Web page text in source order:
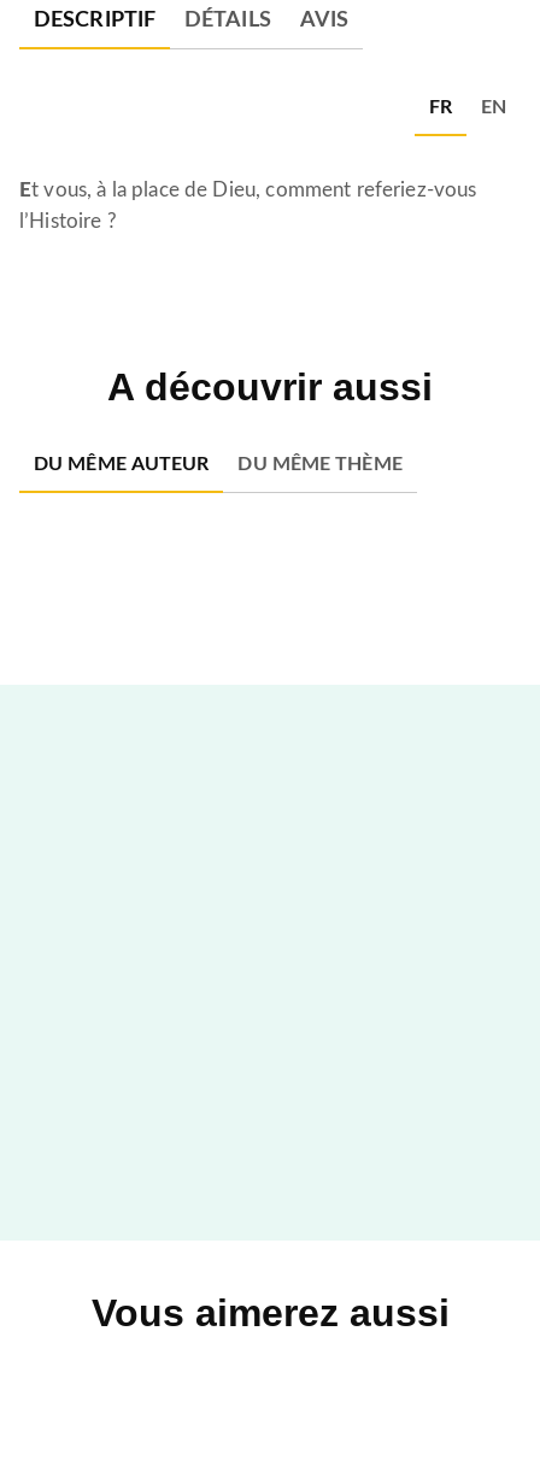
DESCRIPTIF DÉTAILS AVIS
FR EN
Et vous, à la place de Dieu, comment referiez-vous
l’Histoire ?
A découvrir aussi
DU MÊME AUTEUR DU MÊME THÈME
Vous aimerez aussi